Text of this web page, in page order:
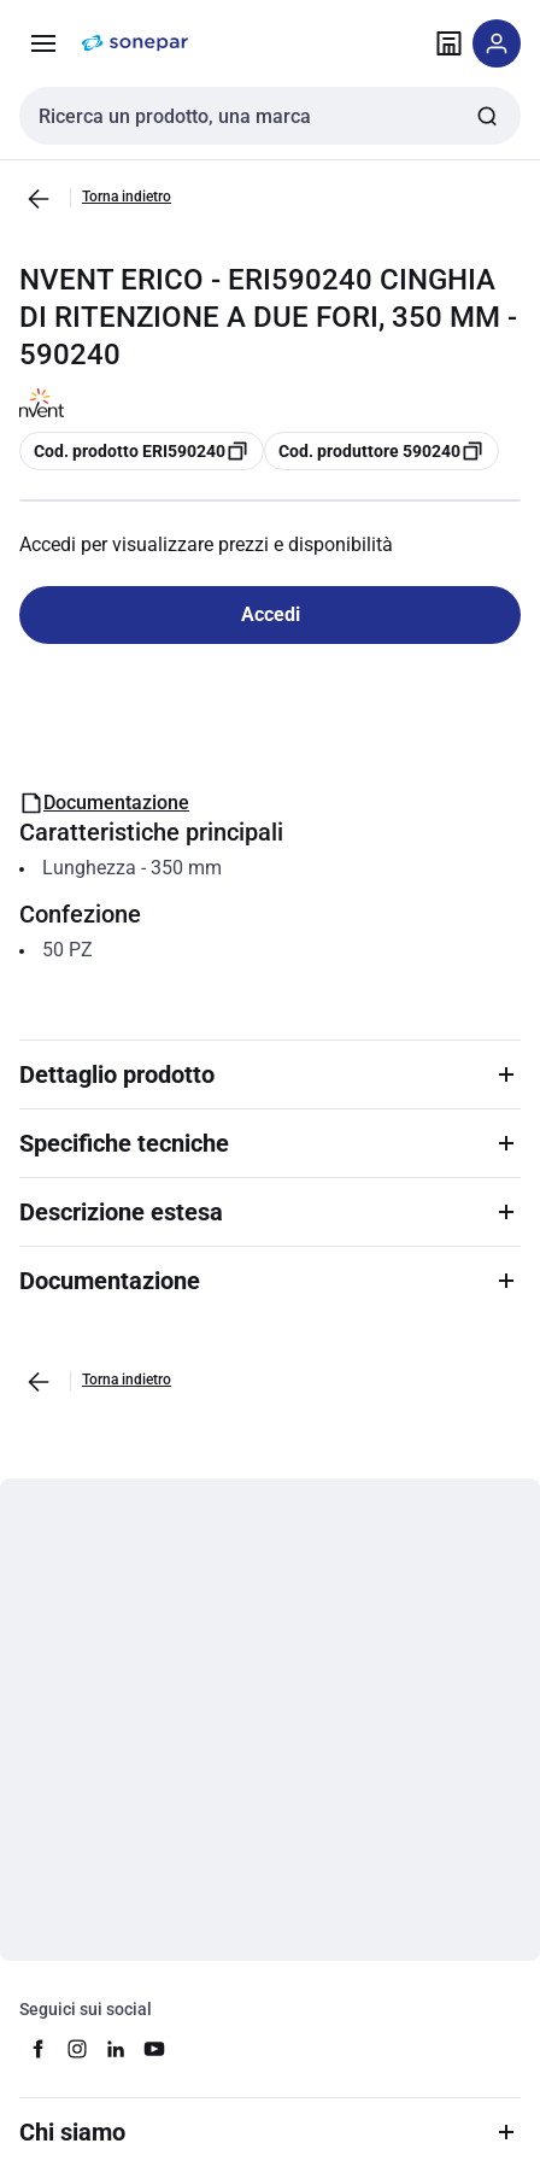
navigazione alla
Cerca input
Torna indietro
NVENT ERICO - ERI590240 CINGHIA
DI RITENZIONE A DUE FORI, 350 MM -
590240
copia
Cod. prodotto ERI590240 copia
Cod. produttore 590240
Accedi per visualizzare prezzi e disponibilità
Accedi
Documentazione
Caratteristiche principali
Lunghezza - 350 mm
Confezione
50 PZ
Dettaglio prodotto
Specifiche tecniche
Descrizione estesa
Documentazione
Torna indietro
Seguici sui social
Chi siamo